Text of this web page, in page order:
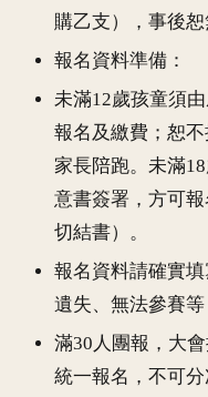
購乙支），事後恕
報名資料準備：
未滿12歲孩童須
報名及繳費；恕
家長陪跑。未滿
意書簽署，方可
切結書）。
報名資料請確實
遺失、無法參賽等
滿30人團報，大
統一報名，不可